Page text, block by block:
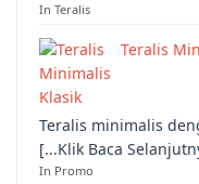
In Teralis
Teralis
Teralis minimalis
[...Klik Baca
In Promo